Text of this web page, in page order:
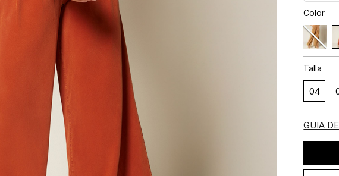
Color
Talla
04
GUIA